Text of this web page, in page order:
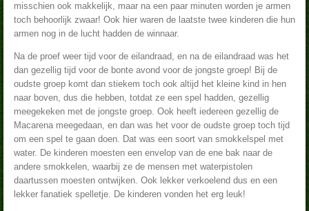
misschien ook makkelijk, maar na een paar minuten worden je armen
toch behoorlijk zwaar! Ook hier waren de laatste twee kinderen die hun
armen nog in de lucht hadden de winnaar.
Na de proef weer tijd voor de eilandraad, en na de eilandraad was het
dan gezellig tijd voor de bonte avond voor de jongste groep! Bij de
oudste groep komt dan stiekem toch ook altijd het kleine kind in hen
naar boven, dus die hebben, totdat ze een spel hadden, gezellig
meegekeken met de jongste groep. Ook heeft iedereen gezellig de
Macarena meegedaan, en dan was het voor de oudste groep toch tijd
om een spel te gaan doen. Dat was een soort van smokkelspel met
water. De kinderen moesten een envelop van de ene bak naar de
andere smokkelen, waarbij ze de mensen met waterpistolen
daartussen moesten ontwijken. Ook lekker verkoelend dus en een
lekker fanatiek spelletje. De kinderen vonden het erg leuk!